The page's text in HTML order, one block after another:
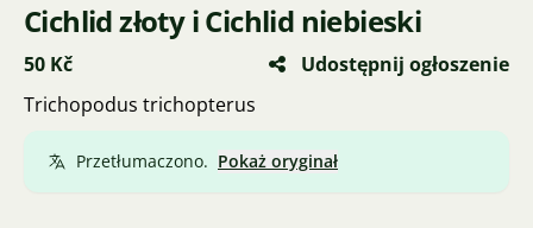
Cichlid złoty i Cichlid niebieski
50 Kč
Udostępnij ogłoszenie
Trichopodus trichopterus
Przetłumaczono. Pokaż oryginał